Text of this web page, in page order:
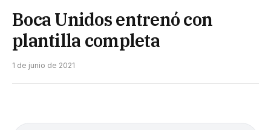
Boca Unidos entrenó con
plantilla completa
1 de junio de 2021